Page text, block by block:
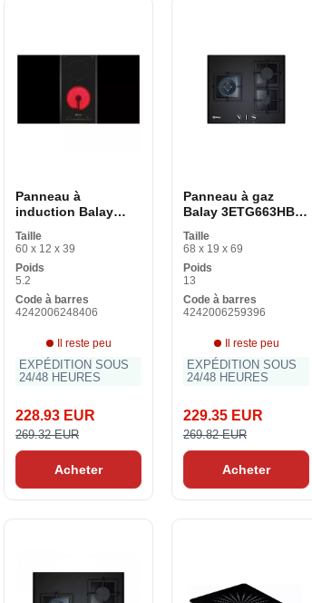
Panneau à
induction Balay
Taille
60 x 12 x 39
Poids
5.2
Code à barres
4242006248406
Il reste peu
EXPÉDITION SOUS
24/48 HEURES
228.93 EUR
269.32 EUR
Acheter
Panneau à gaz
Balay 3ETG663HB
Taille
68 x 19 x 69
Poids
13
Code à barres
4242006259396
Il reste peu
EXPÉDITION SOUS
24/48 HEURES
229.35 EUR
269.82 EUR
Acheter